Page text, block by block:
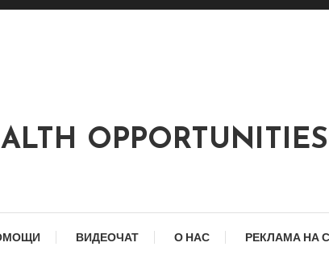
OPPORTUNITIES
ВИДЕОЧАТ О НАС РЕКЛАМА НА